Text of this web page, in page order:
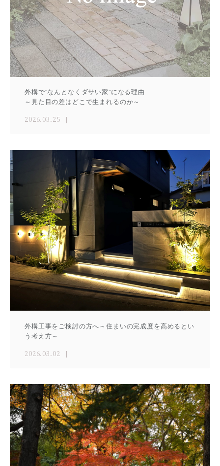
外構で“なんとなくダサい家”になる理由
～見た目の差はどこで生まれるのか～
2026.03.25
外構工事をご検討の方へ～住まいの完成度を高めるとい
う考え方～
2026.03.02